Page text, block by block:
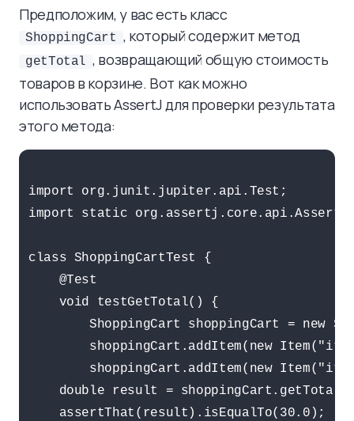
Предположим, у вас есть класс
ShoppingCart , который содержит метод
getTotal , возвращающий общую стоимость
товаров в корзине. Вот как можно
использовать AssertJ для проверки результата
этого метода:
import org.junit.jupiter.api.Test;
import static
class ShoppingCartTest {
    @Test
    void testGetTotal() {
ShoppingCart shoppingCart = new
shoppingCart.addItem(new
shoppingCart.addItem(new
double result =
    assertThat(result).isEqualTo(30.0);